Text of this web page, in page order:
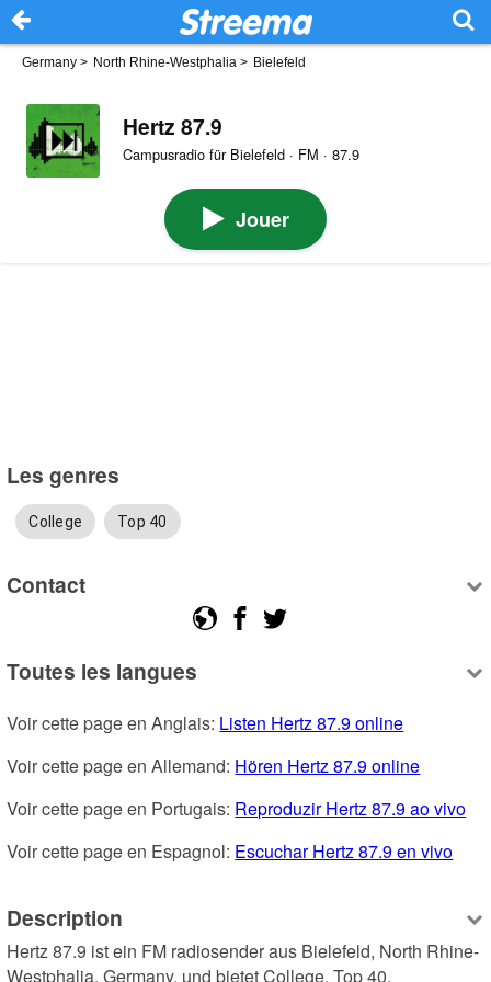
Germany > North Rhine-Westphalia > Bielefeld
Hertz 87.9
Campusradio für Bielefeld · FM · 87.9
Jouer
Les genres
College Top 40
Contact
Toutes les langues
Voir cette page en Anglais: Listen Hertz 87.9 online
Voir cette page en Allemand: Hören Hertz 87.9 online
Voir cette page en Portugais: Reproduzir Hertz 87.9 ao vivo
Voir cette page en Espagnol: Escuchar Hertz 87.9 en vivo
Description
Hertz 87.9 ist ein FM radiosender aus Bielefeld, North Rhine-
Westphalia, Germany, und bietet College, Top 40.